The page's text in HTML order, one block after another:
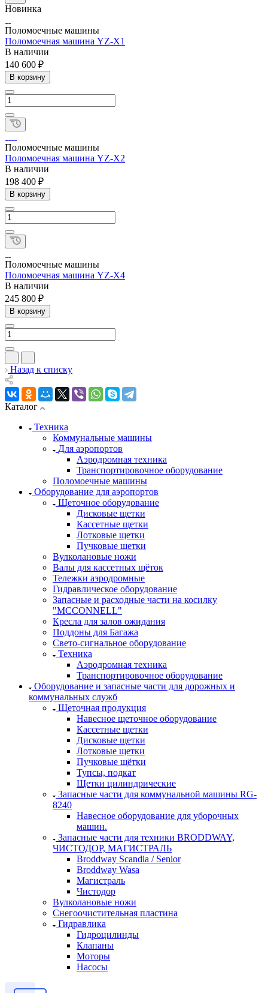
Новинка
Поломоечные машины
Поломоечная машина YZ-X1
В наличии
140 600 ₽
В корзину
Поломоечные машины
Поломоечная машина YZ-X2
В наличии
198 400 ₽
В корзину
Поломоечные машины
Поломоечная машина YZ-X4
В наличии
245 800 ₽
В корзину
Назад к списку
Каталог
Техника
Коммунальные машины
Для аэропортов
Аэродромная техника
Транспортировочное оборудование
Поломоечные машины
Оборудование для аэропортов
Щеточное оборудование
Дисковые щетки
Кассетные щетки
Лотковые щетки
Пучковые щетки
Вулколановые ножи
Валы для кассетных щёток
Тележки аэродромные
Гидравлическое оборудование
Запасные и расходные части на косилку
"MCCONNELL"
Кресла для залов ожидания
Поддоны для Багажа
Свето-сигнальное оборудование
Техника
Аэродромная техника
Транспортировочное оборудование
Оборудование и запасные части для дорожных и
коммунальных служб
Щеточная продукция
Навесное щеточное оборудование
Кассетные щетки
Дисковые щетки
Лотковые щетки
Пучковые щётки
Тупсы, подкат
Щетки цилиндрические
Запасные части для коммунальной машины RG-
8240
Навесное оборудование для уборочных
машин.
Запасные части для техники BRODDWAY,
ЧИСТОДОР, МАГИСТРАЛЬ
Broddway Scandia / Senior
Broddway Wasa
Магистраль
Чистодор
Вулколановые ножи
Снегоочистительная пластина
Гидравлика
Гидроцилинды
Клапаны
Моторы
Насосы